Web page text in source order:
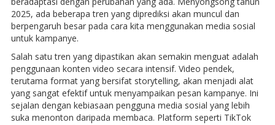
2025, ada beberapa tren yang diprediksi akan muncul dan
berpengaruh besar pada cara kita menggunakan media sosial
untuk kampanye.
Salah satu tren yang dipastikan akan semakin menguat adalah
penggunaan konten video secara intensif. Video pendek,
terutama format yang bersifat storytelling, akan menjadi alat
yang sangat efektif untuk menyampaikan pesan kampanye. Ini
sejalan dengan kebiasaan pengguna media sosial yang lebih
suka menonton daripada membaca. Platform seperti TikTok